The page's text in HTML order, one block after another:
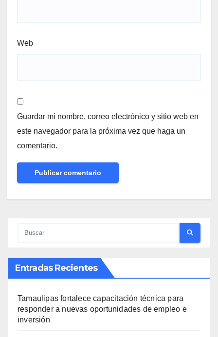
Web
Guardar mi nombre, correo electrónico y sitio web en
este navegador para la próxima vez que haga un
comentario.
Entradas Recientes
Tamaulipas fortalece capacitación técnica para
responder a nuevas oportunidades de empleo e
inversión